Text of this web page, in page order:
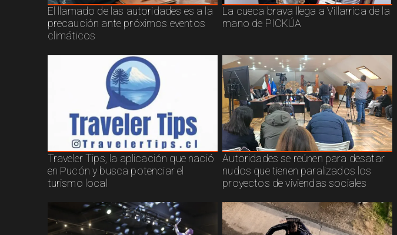
El llamado de las autoridades es a la
precaución ante próximos eventos
climáticos
La cueca brava llega a Villarrica de la
mano de PICKÚA
Traveler Tips, la aplicación que nació
en Pucón y busca potenciar el
turismo local
Autoridades se reúnen para desatar
nudos que tienen paralizados los
proyectos de viviendas sociales